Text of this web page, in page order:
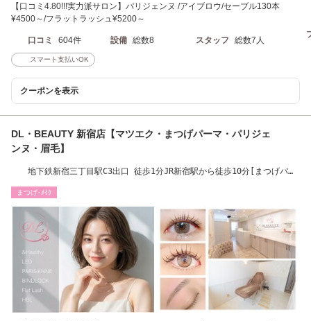
【口コミ4.80!!!実力派サロン】パリジェンヌ /アイブロウ/セーブル130本
¥4500～/フラットラッシュ¥5200～
口コミ 604件 設備 総数8 スタッフ 総数7人
スマート支払いOK
クーポンを表示
DL・BEAUTY 新宿店【マツエク・まつげパーマ・パリジェ
ンヌ・眉毛】
地下鉄新宿三丁目駅C3出口 徒歩1分JR新宿駅から徒歩10分[まつげパー
まつげ･ﾒｲｸ